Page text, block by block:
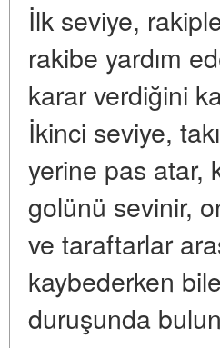
İlk seviye,
rakibe yardım
karar verdiğini
İkinci seviye,
yerine pas atar,
golünü sevinir,
ve taraftarlar
kaybederken
duruşunda